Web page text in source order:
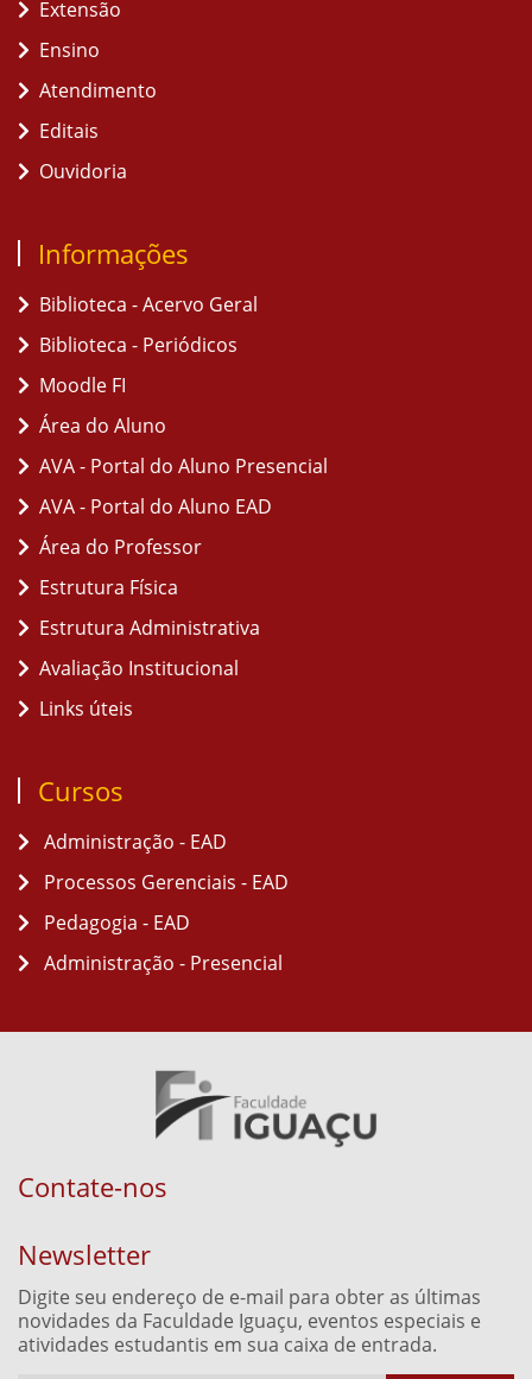
Extensão
Ensino
Atendimento
Editais
Ouvidoria
Informações
Biblioteca - Acervo Geral
Biblioteca - Periódicos
Moodle FI
Área do Aluno
AVA - Portal do Aluno Presencial
AVA - Portal do Aluno EAD
Área do Professor
Estrutura Física
Estrutura Administrativa
Avaliação Institucional
Links úteis
Cursos
Administração - EAD
Processos Gerenciais - EAD
Pedagogia - EAD
Administração - Presencial
Contate-nos
Newsletter
Digite seu endereço de e-mail para obter as últimas
novidades da Faculdade Iguaçu, eventos especiais e
atividades estudantis em sua caixa de entrada.